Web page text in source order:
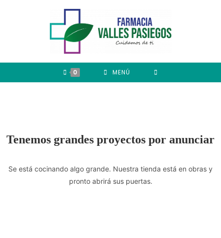
0 MENÚ
Tenemos grandes proyectos por anunciar
Se está cocinando algo grande. Nuestra tienda está en obras y
pronto abrirá sus puertas.